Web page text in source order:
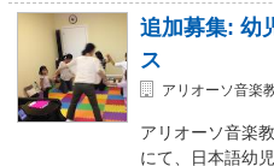
追加募集: 幼
ス
アリオーソ音楽
アリオーソ音楽
にて、日本語幼